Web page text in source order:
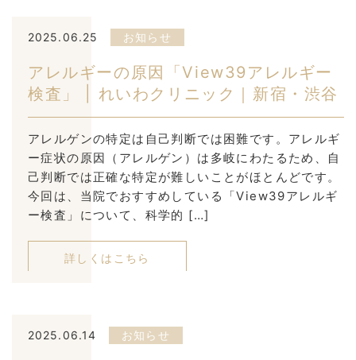
2025.06.25 お知らせ
アレルギーの原因「View39アレルギー
検査」 | れいわクリニック｜新宿・渋谷
アレルゲンの特定は自己判断では困難です。アレルギ
ー症状の原因（アレルゲン）は多岐にわたるため、自
己判断では正確な特定が難しいことがほとんどです。
今回は、当院でおすすめしている「View39アレルギ
ー検査」について、科学的 […]
詳しくはこちら
2025.06.14 お知らせ